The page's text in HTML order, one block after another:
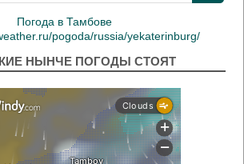
Погода в Тамбове
pogoda/russia/yekaterinburg/
НЫНЧЕ ПОГОДЫ СТОЯТ